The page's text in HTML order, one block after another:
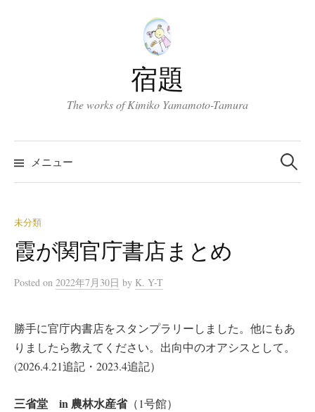
キ
ッ
プ
宿題
The works of Kimiko Yamamoto-Tamura
メニュー
検
索:
未分類
霞が関官庁書店まとめ
Posted on 2022年7月30日 by K. Y-T
勝手に官庁内書店をスタンプラリーしました。他にもあ
りましたら教えてください。出向中のオアシスとして。
(2026.4.21追記・2023.4追記）
三省堂 in 農林水産省（1号館）